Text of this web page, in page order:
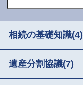
相続の基礎知識(4)
遺産分割協議(7)